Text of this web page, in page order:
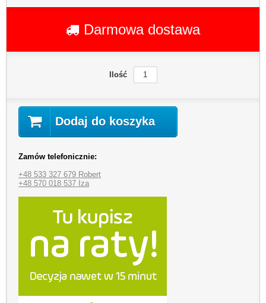
Darmowa dostawa
Ilość
Dodaj do koszyka
Zamów telefonicznie:
+48 533 327 679 Robert
+48 570 018 537 Iza